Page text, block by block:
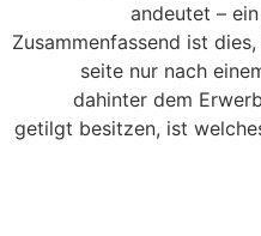
andeutet –
Zusammenfassend ist
seite nur nach
dahinter dem
getilgt besitzen, ist